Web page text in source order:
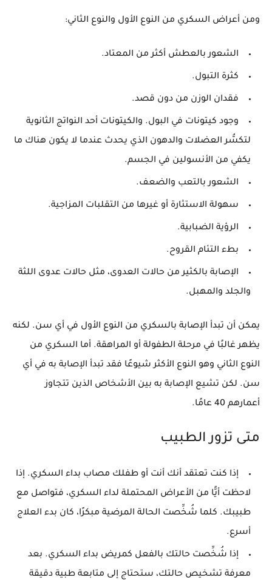
ومن أعراض السكري من النوع الأول والنوع الثاني:
الشعور بالعطش أكثر من المعتاد.
كثرة التبول.
فقدان الوزن من دون قصد.
وجود كيتونات في البول. والكيتونات أحد النواتج الثانوية
لتكسُّر العضلات والدهون الذي يحدث عندما لا يكون هناك ما
يكفي من الأنسولين في الجسم.
الشعور بالتعب والضعف.
سهولة الاستثارة أو غيرها من التقلبات المزاجية.
الرؤية الضبابية.
بطء التئام القروح.
الإصابة بالكثير من حالات العدوى، مثل حالات عدوى اللثة
والجلد والمهبل.
يمكن أن تبدأ الإصابة بالسكري من النوع الأول في أي سن. لكنه
يظهر غالبًا في مرحلة الطفولة أو المراهقة. أما السكري من
النوع الثاني وهو النوع الأكثر شيوعًا فقد تبدأ الإصابة به في أي
سن. لكن تشيع الإصابة به بين الأشخاص الذين تتجاوز
أعمارهم 40 عامًا.
متى تزور الطبيب
إذا كنت تعتقد أنك أنت أو طفلك مصاب بداء السكري. إذا
لاحظت أيًّا من الأعراض المحتملة لداء السكري، فتواصل مع
طبيبك. كلما شُخِّصت الحالة المرضية مبكرًا، كان بدء العلاج
أسرع.
إذا شُخِّصت حالتك بالفعل كمريض بداء السكري. بعد
معرفة تشخيص حالتك، ستحتاج إلى متابعة طبية دقيقة